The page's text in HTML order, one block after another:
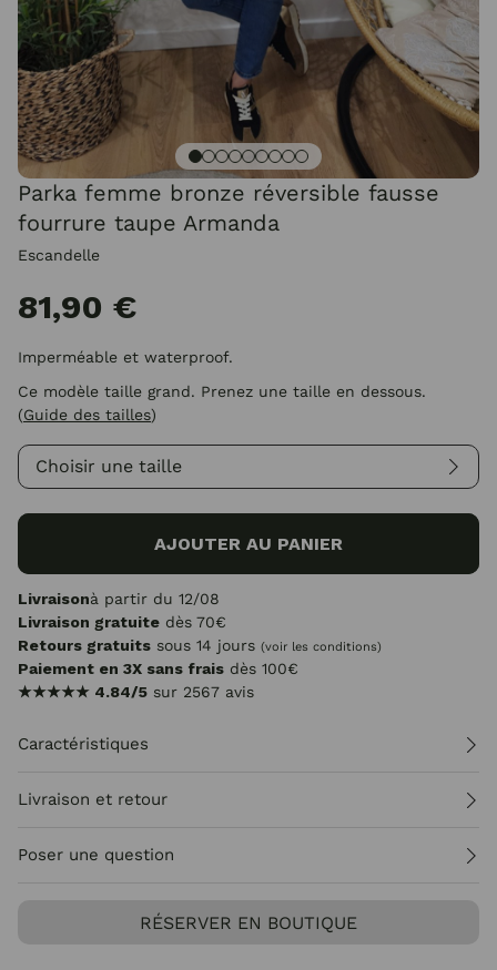
Parka femme bronze réversible fausse
fourrure taupe Armanda
Escandelle
81,90 €
Imperméable et waterproof.
Ce modèle taille grand. Prenez une taille en dessous.
(Guide des tailles)
Choisir une taille
AJOUTER AU PANIER
Livraisonà partir du 12/08
Livraison gratuite dès 70€
Retours gratuits sous 14 jours (voir les conditions)
Paiement en 3X sans frais dès 100€
★★★★★ 4.84/5 sur 2567 avis
Caractéristiques
Livraison et retour
Poser une question
RÉSERVER EN BOUTIQUE